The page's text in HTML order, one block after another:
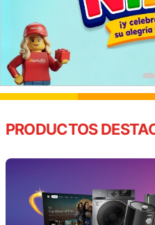
PRODUCTOS